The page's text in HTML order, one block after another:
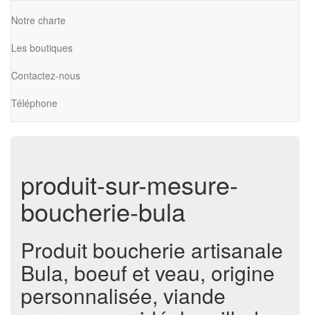
Notre charte
Les boutiques
Contactez-nous
Téléphone
produit-sur-mesure-
boucherie-bula
Produit boucherie artisanale
Bula, boeuf et veau, origine
personnalisée, viande